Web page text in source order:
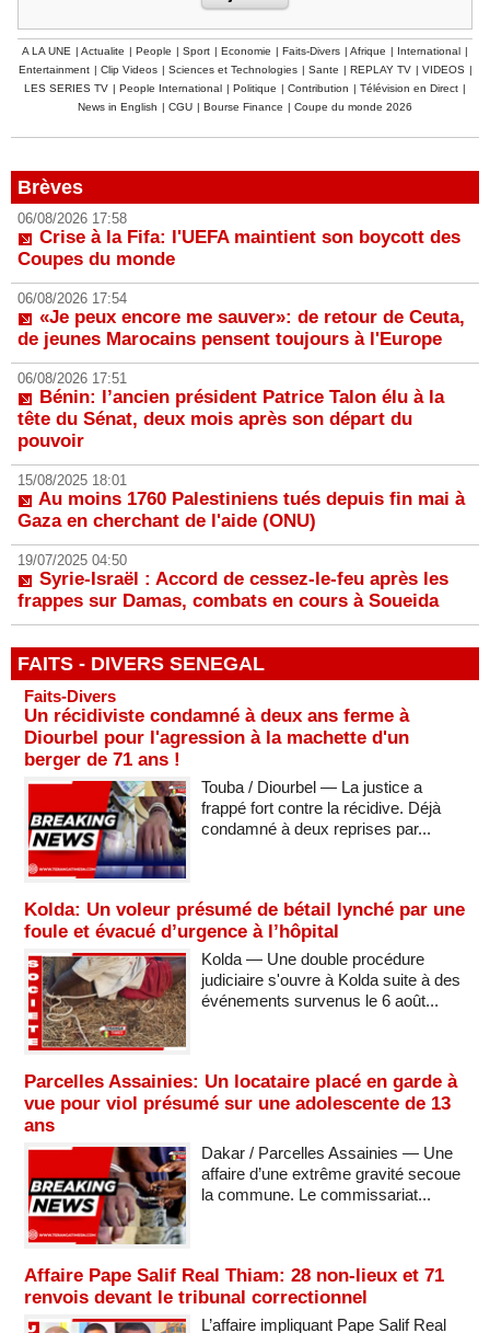
A LA UNE | Actualite | People | Sport | Economie | Faits-Divers | Afrique | International |
Entertainment | Clip Videos | Sciences et Technologies | Sante | REPLAY TV | VIDEOS |
LES SERIES TV | People International | Politique | Contribution | Télévision en Direct |
News in English | CGU | Bourse Finance | Coupe du monde 2026
Brèves
06/08/2026 17:58
Crise à la Fifa: l'UEFA maintient son boycott des
Coupes du monde
06/08/2026 17:54
«Je peux encore me sauver»: de retour de Ceuta,
de jeunes Marocains pensent toujours à l'Europe
06/08/2026 17:51
Bénin: l’ancien président Patrice Talon élu à la
tête du Sénat, deux mois après son départ du
pouvoir
15/08/2025 18:01
Au moins 1760 Palestiniens tués depuis fin mai à
Gaza en cherchant de l'aide (ONU)
19/07/2025 04:50
Syrie-Israël : Accord de cessez-le-feu après les
frappes sur Damas, combats en cours à Soueida
FAITS - DIVERS SENEGAL
Faits-Divers
Un récidiviste condamné à deux ans ferme à
Diourbel pour l'agression à la machette d'un
berger de 71 ans !
Touba / Diourbel — La justice a
frappé fort contre la récidive. Déjà
condamné à deux reprises par...
Kolda: Un voleur présumé de bétail lynché par une
foule et évacué d’urgence à l’hôpital
Kolda — Une double procédure
judiciaire s'ouvre à Kolda suite à des
événements survenus le 6 août...
Parcelles Assainies: Un locataire placé en garde à
vue pour viol présumé sur une adolescente de 13
ans
Dakar / Parcelles Assainies — Une
affaire d’une extrême gravité secoue
la commune. Le commissariat...
Affaire Pape Salif Real Thiam: 28 non-lieux et 71
renvois devant le tribunal correctionnel
L’affaire impliquant Pape Salif Real